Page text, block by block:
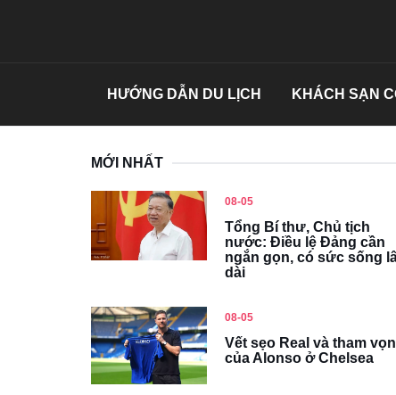
HƯỚNG DẪN DU LỊCH KHÁCH SẠN
MỚI NHẤT
08-05
Tổng Bí thư, Chủ tịch
nước: Điều lệ Đảng cần
ngắn gọn, có sức sống
dài
08-05
Vết sẹo Real và tham
của Alonso ở Chelsea